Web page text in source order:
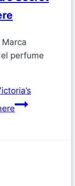
perfume